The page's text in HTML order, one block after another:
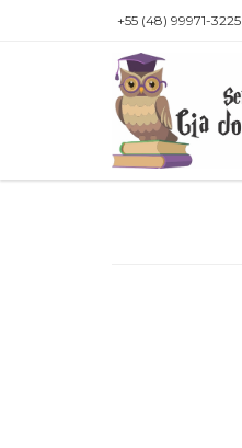
+55 (48) 99971-3225